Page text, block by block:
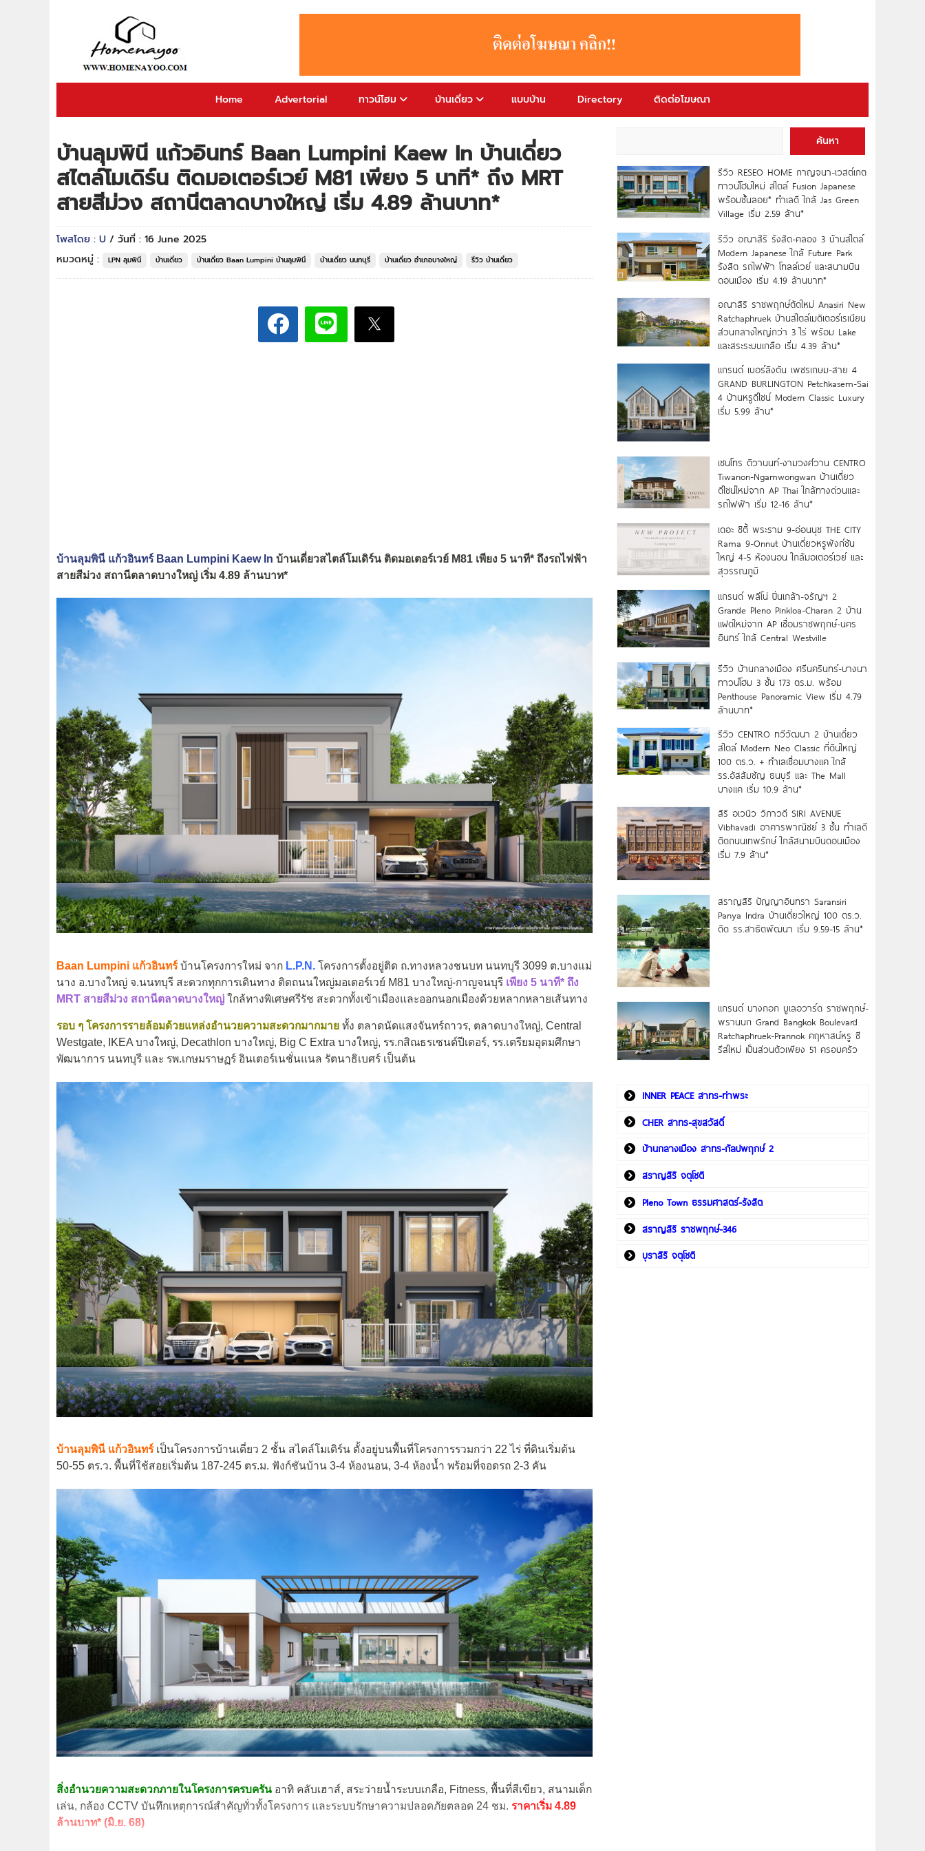
Home Advertorial ทาวน์โฮม บ้านเดี่ยว แบบบ้าน Directory ติดต่อโฆษณา
บ้านลุมพินี แก้วอินทร์ Baan Lumpini Kaew In บ้านเดี่ยว
สไตล์โมเดิร์น ติดมอเตอร์เวย์ M81 เพียง 5 นาที* ถึง MRT
สายสีม่วง สถานีตลาดบางใหญ่ เริ่ม 4.89 ล้านบาท*
โพสโดย : U / วันที่ : 16 June 2025
หมวดหมู่ :
LPN ลุมพินี บ้านเดี่ยว บ้านเดี่ยว Baan Lumpini บ้านลุมพินี บ้านเดี่ยว นนทบุรี บ้านเดี่ยว อำเภอบางใหญ่ รีวิว บ้านเดี่ยว
บ้านลุมพินี แก้วอินทร์ Baan Lumpini Kaew In บ้านเดี่ยวสไตล์โมเดิร์น ติดมอเตอร์เวย์ M81 เพียง 5 นาที* ถึงรถไฟฟ้า
สายสีม่วง สถานีตลาดบางใหญ่ เริ่ม 4.89 ล้านบาท*
Baan Lumpini แก้วอินทร์บ้านโครงการใหม่ จาก L.P.N. โครงการตั้งอยู่ติด ถ.ทางหลวงชนบท นนทบุรี 3099 ต.บางแม่
นาง อ.บางใหญ่ จ.นนทบุรี สะดวกทุกการเดินทาง ติดถนนใหญ่มอเตอร์เวย์ M81 บางใหญ่-กาญจนบุรี เพียง 5 นาที* ถึง
MRT สายสีม่วง สถานีตลาดบางใหญ่ ใกล้ทางพิเศษศรีรัช สะดวกทั้งเข้าเมืองและออกนอกเมืองด้วยหลากหลายเส้นทาง
รอบ ๆ โครงการรายล้อมด้วยแหล่งอำนวยความสะดวกมากมาย ทั้ง ตลาดนัดแสงจันทร์ถาวร, ตลาดบางใหญ่, Central
Westgate, IKEA บางใหญ่, Decathlon บางใหญ่, Big C Extra บางใหญ่, รร.กสิณธรเซนต์ปีเตอร์, รร.เตรียมอุดมศึกษา
พัฒนาการ นนทบุรี และ รพ.เกษมราษฏร์ อินเตอร์เนชั่นแนล รัตนาธิเบศร์ เป็นต้น
บ้านลุมพินี แก้วอินทร์เป็นโครงการบ้านเดี่ยว 2 ชั้น สไตล์โมเดิร์น ตั้งอยู่บนพื้นที่โครงการรวมกว่า 22 ไร่ ที่ดินเริ่มต้น
50-55 ตร.ว. พื้นที่ใช้สอยเริ่มต้น 187-245 ตร.ม. ฟังก์ชันบ้าน 3-4 ห้องนอน, 3-4 ห้องน้ำ พร้อมที่จอดรถ 2-3 คัน
สิ่งอำนวยความสะดวกภายในโครงการครบครัน อาทิ คลับเฮาส์, สระว่ายน้ำระบบเกลือ, Fitness, พื้นที่สีเขียว, สนามเด็ก
เล่น, กล้อง CCTV บันทึกเหตุการณ์สำคัญทั่วทั้งโครงการ และระบบรักษาความปลอดภัยตลอด 24 ชม. ราคาเริ่ม 4.89
ล้านบาท* (มิ.ย. 68)
ค้นหา
รีวิว RESEO HOME กาญจนา-เวสต์เกต
ทาวน์โฮมใหม่ สไตล์ Fusion Japanese
พร้อมชั้นลอย* ทำเลดี ใกล้ Jas Green
Village เริ่ม 2.59 ล้าน*
รีวิว อณาสิริ รังสิต-คลอง 3 บ้านสไตล์
Modern Japanese ใกล้ Future Park
รังสิต รถไฟฟ้า โทลล์เวย์ และสนามบิน
ดอนเมือง เริ่ม 4.19 ล้านบาท*
อณาสิริ ราชพฤกษ์ตัดใหม่ Anasiri New
Ratchaphruek บ้านสไตล์เมดิเตอร์เรเนียน
ส่วนกลางใหญ่กว่า 3 ไร่ พร้อม Lake
และสระระบบเกลือ เริ่ม 4.39 ล้าน*
แกรนด์ เบอร์ลิงตัน เพชรเกษม-สาย 4
GRAND BURLINGTON Petchkasem-Sai
4 บ้านหรูดีไซน์ Modern Classic Luxury
เริ่ม 5.99 ล้าน*
เซนโทร ติวานนท์-งามวงศ์วาน CENTRO
Tiwanon-Ngamwongwan บ้านเดี่ยว
ดีไซน์ใหม่จาก AP Thai ใกล้ทางด่วนและ
รถไฟฟ้า เริ่ม 12-16 ล้าน*
เดอะ ซิตี้ พระราม 9-อ่อนนุช THE CITY
Rama 9-Onnut บ้านเดี่ยวหรูฟังก์ชัน
ใหญ่ 4-5 ห้องนอน ใกล้มอเตอร์เวย์ และ
สุวรรณภูมิ
แกรนด์ พลีโน่ ปิ่นเกล้า-จรัญฯ 2
Grande Pleno Pinkloa-Charan 2 บ้าน
แฝดใหม่จาก AP เชื่อมราชพฤกษ์-นคร
อินทร์ ใกล้ Central Westville
รีวิว บ้านกลางเมือง ศรีนครินทร์-บางนา
ทาวน์โฮม 3 ชั้น 173 ตร.ม. พร้อม
Penthouse Panoramic View เริ่ม 4.79
ล้านบาท*
รีวิว CENTRO ทวีวัฒนา 2 บ้านเดี่ยว
สไตล์ Modern Neo Classic ที่ดินใหญ่
100 ตร.ว. + ทำเลเชื่อมบางแค ใกล้
รร.อัสสัมชัญ ธนบุรี และ The Mall
บางแค เริ่ม 10.9 ล้าน*
สิริ อเวนิว วิภาวดี SIRI AVENUE
Vibhavadi อาคารพาณิชย์ 3 ชั้น ทำเลดี
ติดถนนเทพรักษ์ ใกล้สนามบินดอนเมือง
เริ่ม 7.9 ล้าน*
สราญสิริ ปัญญาอินทรา Saransiri
Panya Indra บ้านเดี่ยวใหญ่ 100 ตร.ว.
ดิด รร.สาธิตพัฒนา เริ่ม 9.59-15 ล้าน*
แกรนด์ บางกอก บูเลอวาร์ด ราชพฤกษ์-
พรานนก Grand Bangkok Boulevard
Ratchaphruek-Prannok คฤหาสน์หรู ซี
รีส์ใหม่ เป็นส่วนตัวเพียง 51 ครอบครัว
INNER PEACE สาทร-ท่าพระ
CHER สาทร-สุขสวัสดิ์
บ้านกลางเมือง สาทร-กัลปพฤกษ์ 2
สราญสิริ จตุโชติ
Pleno Town ธรรมศาสตร์-รังสิต
สราญสิริ ราชพฤกษ์-346
บุราสิริ จตุโชติ